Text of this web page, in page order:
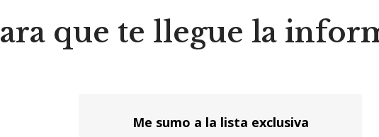
que te llegue la
Me sumo a la lista exclusiva